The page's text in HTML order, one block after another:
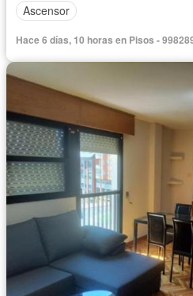
Ascensor
Hace 6 días, 10 horas en Pisos -